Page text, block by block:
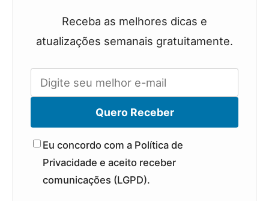
Receba as melhores dicas e
atualizações semanais gratuitamente.
Quero Receber
Eu concordo com a Política de
Privacidade e aceito receber
comunicações (LGPD).